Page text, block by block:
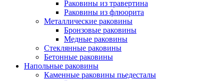
Раковины из травертина
Раковины из флюорита
Металлические раковины
Бронзовые раковины
Медные раковины
Стеклянные раковины
Бетонные раковины
Напольные раковины
Каменные раковины пьедесталы